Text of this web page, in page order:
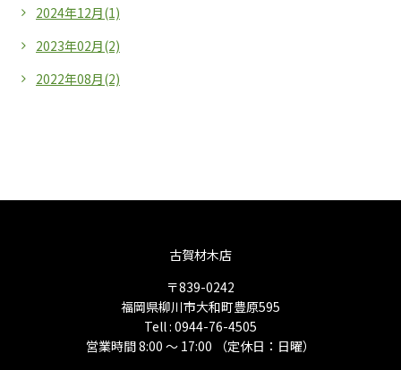
2024年12月(1)
2023年02月(2)
2022年08月(2)
古賀材木店
〒839-0242
福岡県柳川市大和町豊原595
Tell : 0944-76-4505
営業時間 8:00 ～ 17:00 （定休日：日曜）